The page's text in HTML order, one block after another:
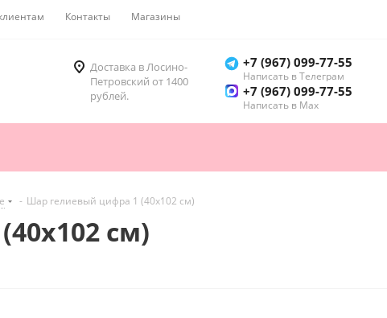
Контакты Магазины
Доставка в Лосино-
Петровский от 1400
рублей.
+7 (967) 099-77-55
Написать в Телеграм
+7 (967) 099-77-55
Написать в Мах
- Шар гелиевый цифра 1 (40х102 см)
см)